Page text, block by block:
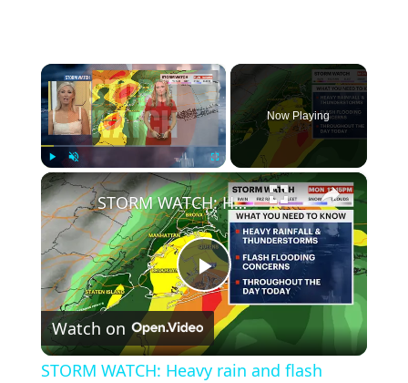
×
Play Unmute Fullscreen
Now Playing
×
Play
Video
STORM WATCH: Heavy rain and flash flooding targets Brooklyn today
Watch on
STORM WATCH: Heavy rain and flash